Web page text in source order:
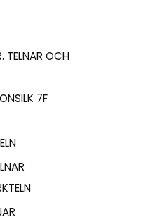
TELNAR OCH
7F